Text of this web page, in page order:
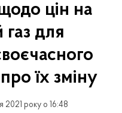
цін на
для
їх зміну
2021 року о 16:48